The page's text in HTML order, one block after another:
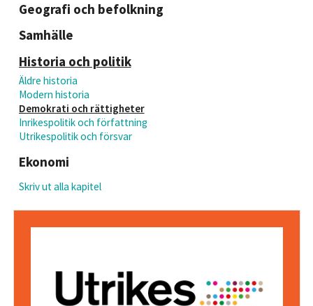
Geografi och befolkning
Samhälle
Historia och politik
Äldre historia
Modern historia
Demokrati och rättigheter
Inrikespolitik och författning
Utrikespolitik och försvar
Ekonomi
Skriv ut alla kapitel